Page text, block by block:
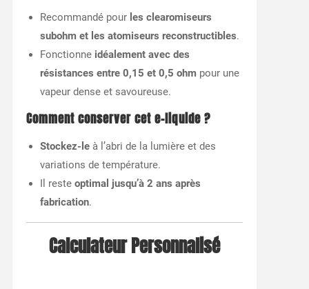
Recommandé pour les clearomiseurs
subohm et les atomiseurs reconstructibles.
Fonctionne idéalement avec des
résistances entre 0,15 et 0,5 ohmpour une
vapeur dense et savoureuse.
Comment conserver cet e-liquide ?
Stockez-leà l’abri de la lumière et des
variations de température.
Il reste optimal jusqu’à 2 ans après
fabrication.
Calculateur Personnalisé